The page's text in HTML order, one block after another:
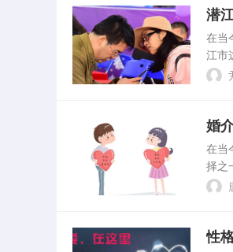
潜
在当
江市
凭借
婚
在当
择之
探讨
性